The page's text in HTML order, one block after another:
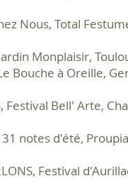
Nous, Total
Monplaisir,
à Oreille,
Festival Bell' Arte,
31 notes d'été,
Festival